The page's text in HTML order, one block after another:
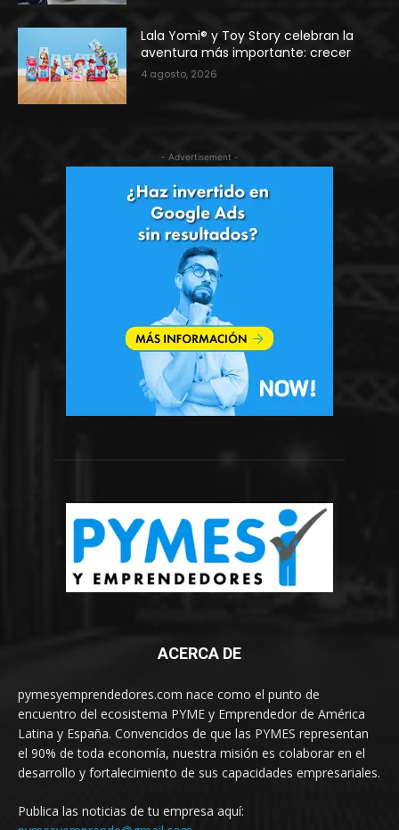
Lala Yomi® y Toy Story celebran la
aventura más importante: crecer
4 agosto, 2026
- Advertisement -
ACERCA DE
pymesyemprendedores.com nace como el punto de
encuentro del ecosistema PYME y Emprendedor de América
Latina y España. Convencidos de que las PYMES representan
el 90% de toda economía, nuestra misión es colaborar en el
desarrollo y fortalecimiento de sus capacidades empresariales.
Publica las noticias de tu empresa aquí: